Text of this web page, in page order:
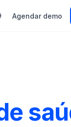
Agendar demo